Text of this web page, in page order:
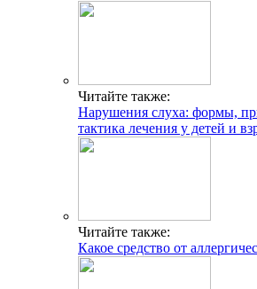
Читайте также:
Нарушения слуха: формы,
тактика лечения у детей и
Читайте также:
Какое средство от